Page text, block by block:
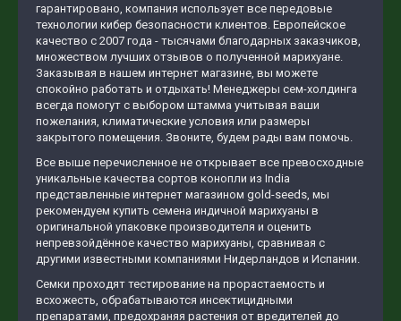
гарантировано, компания использует все передовые
технологии кибер безопасности клиентов. Европейское
качество с 2007 года - тысячами благодарных заказчиков,
множеством лучших отзывов о полученной марихуане.
Заказывая в нашем интернет магазине, вы можете
спокойно работать и отдыхать! Менеджеры сем-холдинга
всегда помогут с выбором штамма учитывая ваши
пожелания, климатические условия или размеры
закрытого помещения. Звоните, будем рады вам помочь.
Все выше перечисленное не открывает все превосходные
уникальные качества сортов конопли из India
представленные интернет магазином gold-seeds, мы
рекомендуем купить семена индичной марихуаны в
оригинальной упаковке производителя и оценить
непревзойдённое качество марихуаны, сравнивая с
другими известными компаниями Нидерландов и Испании.
Семки проходят тестирование на прорастаемость и
всхожесть, обрабатываются инсектицидными
препаратами, предохраняя растения от вредителей до